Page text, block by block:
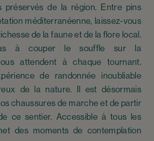
préservés de la région. Entre pins
méditerranéenne, laissez-vous
de la faune et de la flore local.
à couper le souffle sur la
attendent à chaque tournant.
de randonnée inoubliable
de la nature. Il est désormais
chaussures de marche et de partir
ce sentier. Accessible à tous les
des moments de contemplation